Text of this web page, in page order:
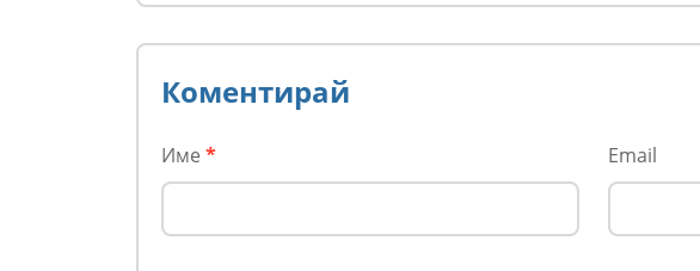
упражняват с него
Коментирай
Име * Email